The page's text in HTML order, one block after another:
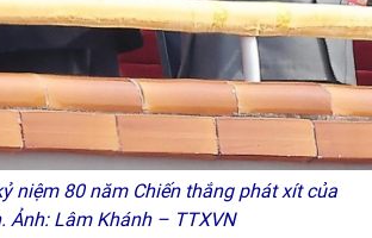
niệm 80 năm Chiến thắng phát xít của
Ảnh: Lâm Khánh – TTXVN